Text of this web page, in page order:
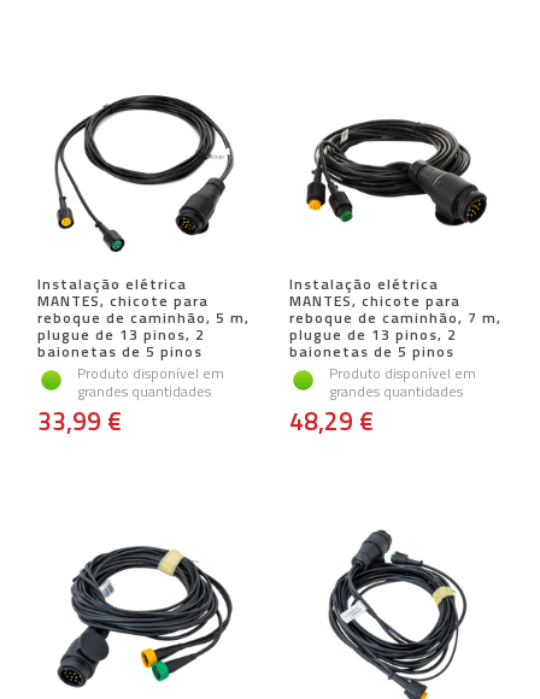
Instalação elétrica
MANTES, chicote para
reboque de caminhão, 5 m,
plugue de 13 pinos, 2
baionetas de 5 pinos
Produto disponível em
grandes quantidades
33,99 €
Instalação elétrica
MANTES, chicote para
reboque de caminhão, 7 m,
plugue de 13 pinos, 2
baionetas de 5 pinos
Produto disponível em
grandes quantidades
48,29 €